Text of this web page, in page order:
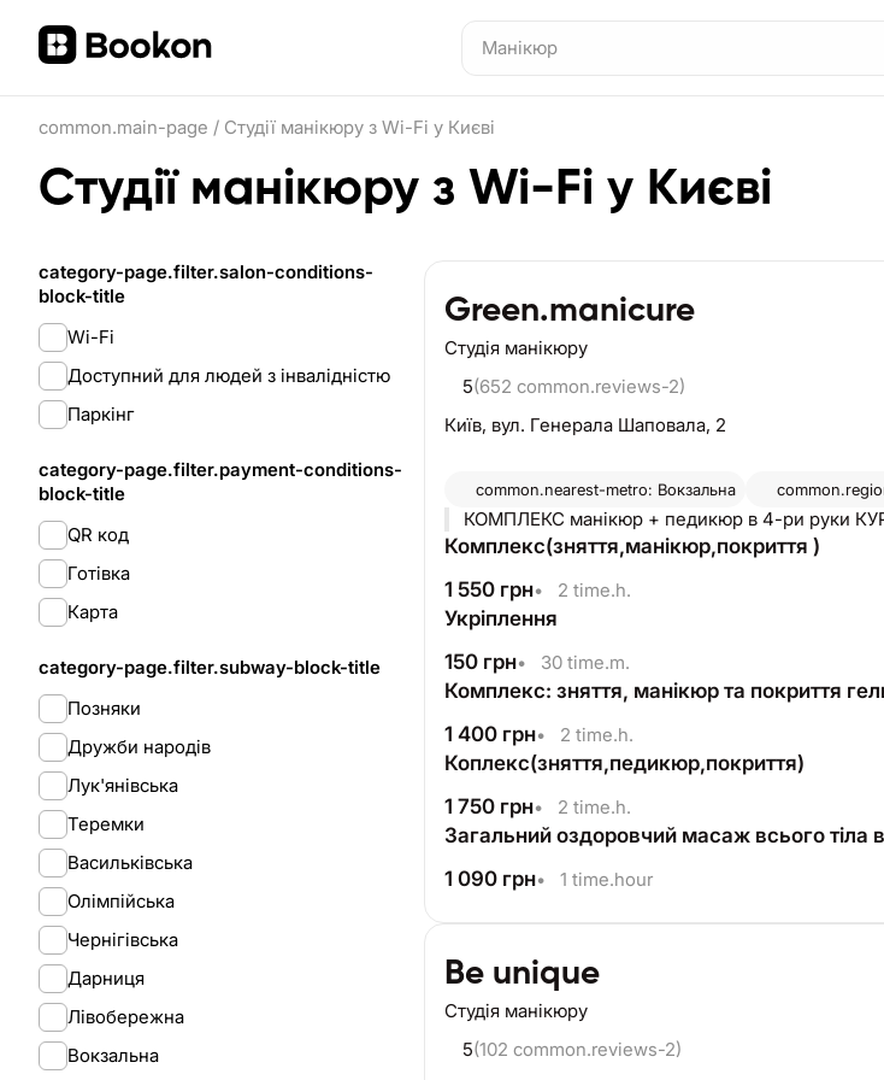
common.main-page / Студії манікюру з Wi-Fi у Києві
Студії манікюру з Wi-Fi у Києві
category-page.filter.salon-conditions-
block-title
Wi-Fi
Доступний для людей з інвалідністю
Паркінг
category-page.filter.payment-conditions-
block-title
QR код
Готівка
Карта
category-page.filter.subway-block-title
Позняки
Дружби народів
Лук'янівська
Теремки
Васильківська
Олімпійська
Чернігівська
Дарниця
Лівобережна
Вокзальна
Green.manicure
Студія манікюру
5(652 common.reviews-2)
Київ, вул. Генерала Шаповала, 2
common.nearest-metro: Вокзальна
КОМПЛЕКС манікюр + педикюр в 4-ри руки
Комплекс(зняття,манікюр,покриття )
1 550 грн• 2 time.h.
Укріплення
150 грн• 30 time.m.
Комплекс: зняття, манікюр та покриття
1 400 грн• 2 time.h.
Коплекс(зняття,педикюр,покриття)
1 750 грн• 2 time.h.
Загальний оздоровчий масаж всього тіла
1 090 грн• 1 time.hour
Be unique
Студія манікюру
5(102 common.reviews-2)